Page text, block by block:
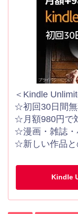
＜Kindle
☆初回30日間
☆月額980円で
☆漫画・雑誌・
☆新しい作品と
Kindle